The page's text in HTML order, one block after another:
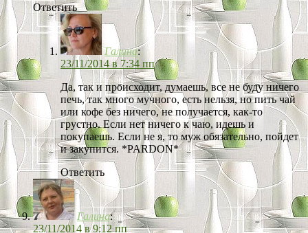
Ответить
Галина:
23/11/2014 в 7:34 пп
Да, так и происходит, думаешь, все не буду ничего
печь, так много мучного, есть нельзя, но пить чай
или кофе без ничего, не получается, как-то
грустно. Если нет ничего к чаю, идешь и
покупаешь. Если не я, то муж обязательно, пойдет
и закупится. *PARDON*
Ответить
Галина:
23/11/2014 в 9:12 пп